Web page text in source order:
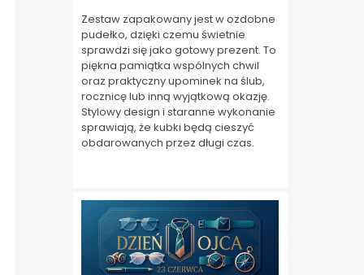
Zestaw zapakowany jest w ozdobne
pudełko, dzięki czemu świetnie
sprawdzi się jako gotowy prezent. To
piękna pamiątka wspólnych chwil
oraz praktyczny upominek na ślub,
rocznicę lub inną wyjątkową okazję.
Stylowy design i staranne wykonanie
sprawiają, że kubki będą cieszyć
obdarowanych przez długi czas.